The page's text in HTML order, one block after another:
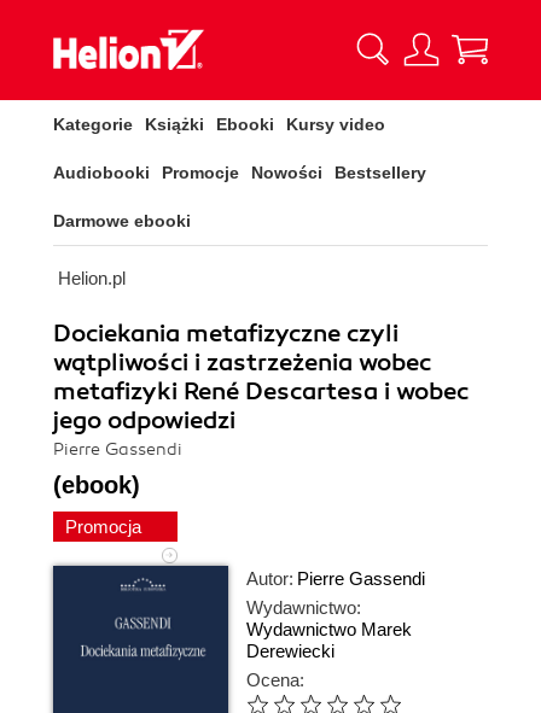
Kategorie Książki Ebooki Kursy video
Audiobooki Promocje Nowości Bestsellery
Darmowe ebooki
Helion.pl
Dociekania metafizyczne czyli
wątpliwości i zastrzeżenia wobec
metafizyki René Descartesa i wobec
jego odpowiedzi
Pierre Gassendi
(ebook)
Promocja
Autor: Pierre Gassendi
Wydawnictwo:
Wydawnictwo Marek
Derewiecki
Ocena: